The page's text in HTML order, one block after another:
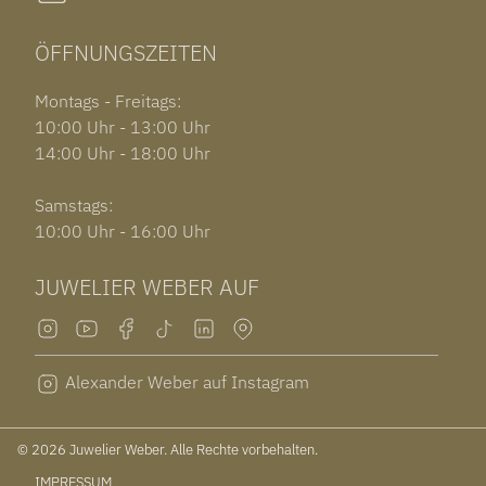
ÖFFNUNGSZEITEN
Montags - Freitags:
10:00 Uhr - 13:00 Uhr
14:00 Uhr - 18:00 Uhr
Samstags:
10:00 Uhr - 16:00 Uhr
JUWELIER WEBER AUF
Alexander Weber auf Instagram
© 2026 Juwelier Weber. Alle Rechte vorbehalten.
IMPRESSUM